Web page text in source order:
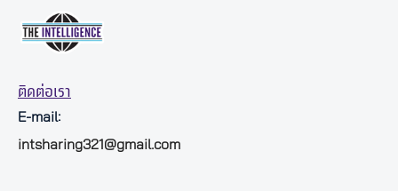
ติดต่อเรา
E-mail:
intsharing321@gmail.com